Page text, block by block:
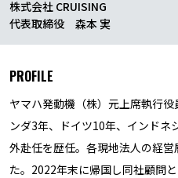
株式会社 CRUISING
代表取締役 森本 実
PROFILE
ヤマハ発動機（株）元上席執行
ンダ3年、ドイツ10年、インド
外赴任を歴任。各現地法人の経
た。2022年末に帰国し同社顧問